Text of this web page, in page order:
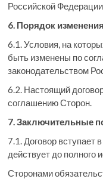
Российской
6. Порядок
6.1. Условия, на
быть изменены по
законодательством
6.2. Настоящий
соглашению Сторон.
7. Заключительные
7.1. Договор вступает в
действует до полного
Сторонами